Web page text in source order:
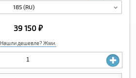
185 (RU)
Нашли дешевле? Жми.
39 150 ₽